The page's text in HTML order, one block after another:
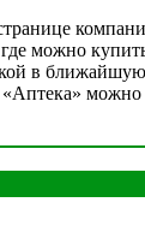
можно
в ближайшую
«Аптека»